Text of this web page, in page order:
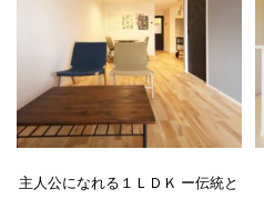
主人公になれる１ＬＤＫ ー伝統と